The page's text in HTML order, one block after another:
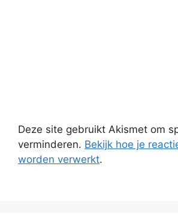
Deze site gebruikt Akismet om
verminderen. Bekijk hoe je
worden verwerkt.